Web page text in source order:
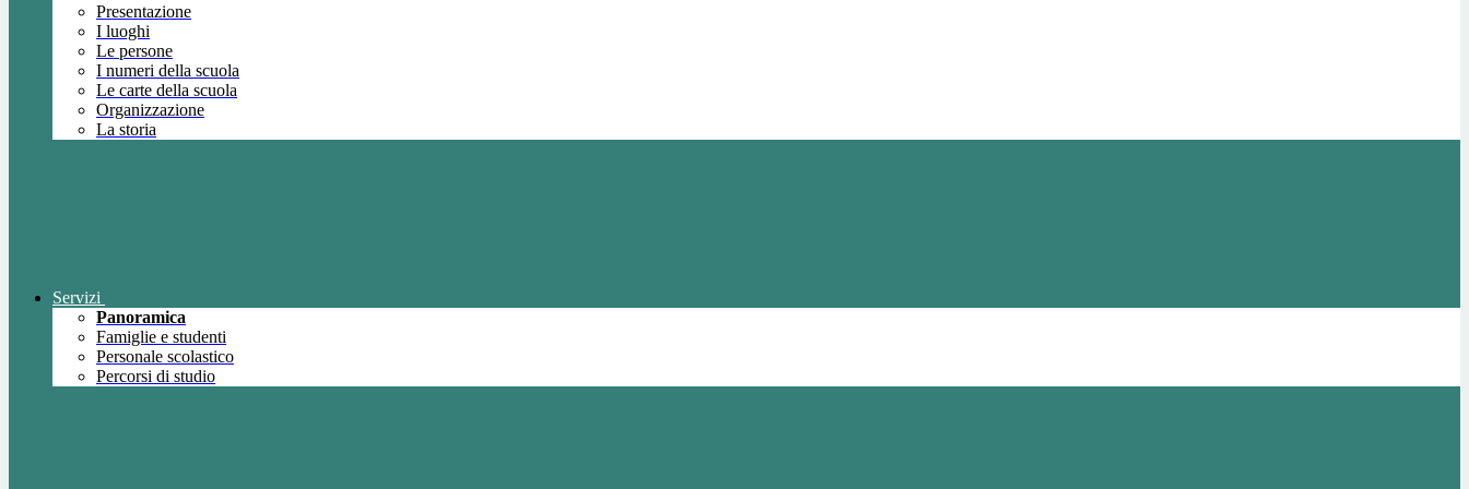
Presentazione
I luoghi
Le persone
I numeri della scuola
Le carte della scuola
Organizzazione
La storia
Servizi
Panoramica
Famiglie e studenti
Personale scolastico
Percorsi di studio